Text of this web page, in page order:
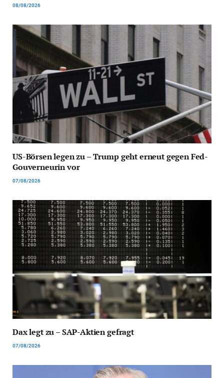
08/08/2026
US-Börsen legen zu – Trump geht erneut gegen Fed-
Gouverneurin vor
07/08/2026
Dax legt zu – SAP-Aktien gefragt
07/08/2026